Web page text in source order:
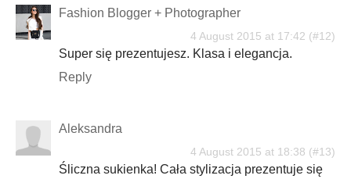
Fashion Blogger + Photographer
4 August 2015 at 17:42
Super się prezentujesz. Klasa i elegancja.
Reply
Aleksandra
4 August 2015 at 18:38
Śliczna sukienka! Cała stylizacja prezentuje się